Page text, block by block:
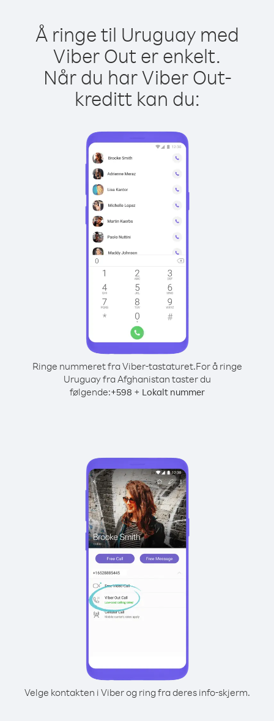
Å ringe til Uruguay med
Viber Out er enkelt.
Når du har Viber Out-
kreditt kan du:
Ringe nummeret fra Viber-tastaturet.For å ringe
Uruguay fra Afghanistan taster du
følgende:+598 + Lokalt nummer
Velge kontakten i Viber og ring fra deres info-skjerm.